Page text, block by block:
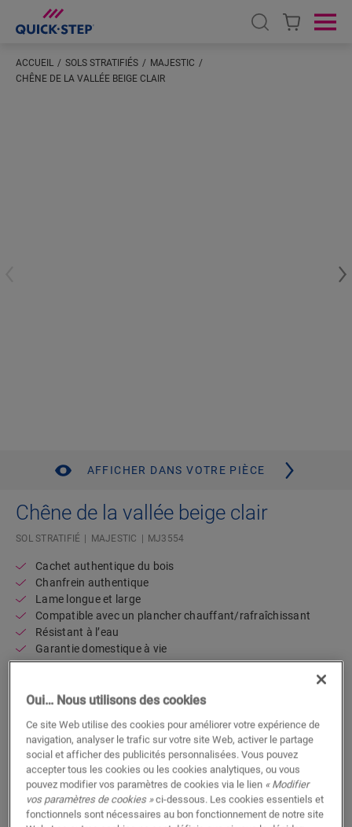
Open search
ACCUEIL SOLS STRATIFIÉS
MAJESTIC
CHÊNE DE LA VALLÉE BEIGE CLAIR
AFFICHER DANS VOTRE PIÈCE
Chêne de la vallée beige clair
SOL STRATIFIÉ MAJESTIC MJ3554
Cachet authentique du bois
Chanfrein authentique
Lame longue et large
Compatible avec un plancher chauffant/rafraîchissant
Résistant à l’eau
Garantie domestique à vie
Trouvez un revendeur près de chez
vous
Vous brûlez d’impatience de voir ce sol en vrai ? Vous
vous posez des questions ? Il y a toujours un
revendeur Quick-Step à proximité.
Oui… Nous utilisons des cookies
Ce site Web utilise des cookies pour améliorer votre expérience de
navigation, analyser le trafic sur votre site Web, activer le partage
social et afficher des publicités personnalisées. Vous pouvez
accepter tous les cookies ou les cookies analytiques, ou vous
pouvez modifier vos paramètres de cookies via le lien « Modifier
vos paramètres de cookies »ci-dessous. Les cookies essentiels et
fonctionnels sont nécessaires au bon fonctionnement de notre site